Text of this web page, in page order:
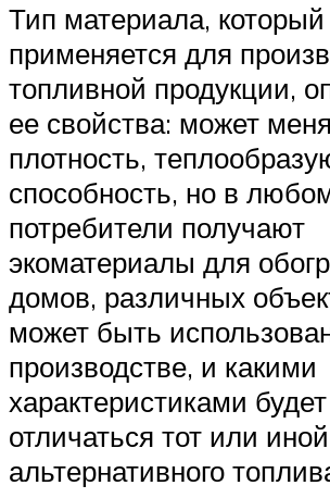
Тип материала, который
применяется для
топливной продукции,
ее свойства: может
плотность,
способность, но в
потребители получают
экоматериалы для
домов, различных
может быть
производстве, и какими
характеристиками будет
отличаться тот или
альтернативного